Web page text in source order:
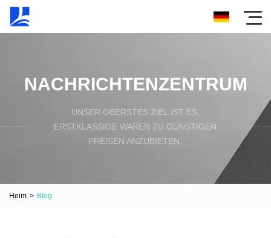
NACHRICHTENZENTRUM
UNSER OBERSTES ZIEL IST ES,
ERSTKLASSIGE WAREN ZU GÜNSTIGEN
PREISEN ANZUBIETEN.
Heim > Blog